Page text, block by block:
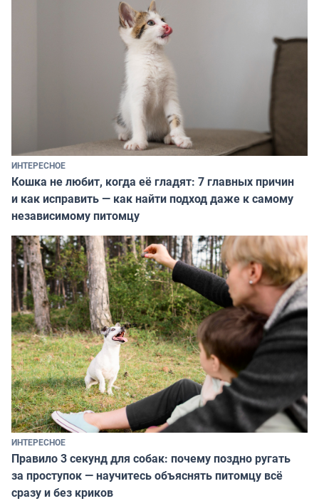
ИНТЕРЕСНОЕ
Кошка не любит, когда её гладят: 7 главных причин
и как исправить — как найти подход даже к самому
независимому питомцу
ИНТЕРЕСНОЕ
Правило 3 секунд для собак: почему поздно ругать
за проступок — научитесь объяснять питомцу всё
сразу и без криков